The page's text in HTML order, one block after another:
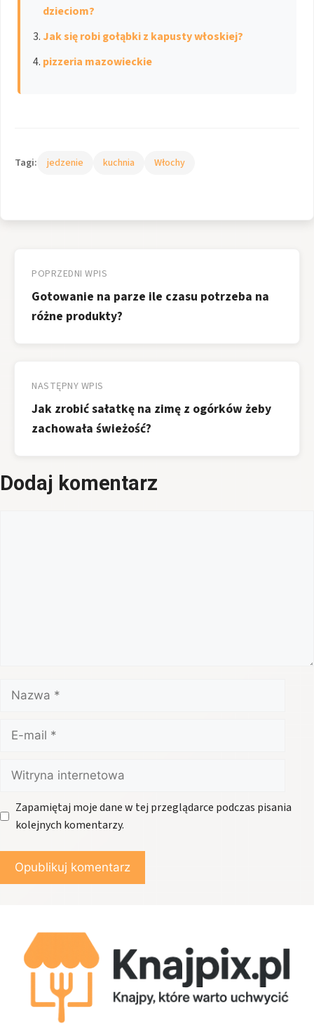
dzieciom?
Jak się robi gołąbki z kapusty włoskiej?
pizzeria mazowieckie
Tagi: jedzenie kuchnia Włochy
wpisu
POPRZEDNI WPIS
Gotowanie na parze ile czasu potrzeba na
różne produkty?
NASTĘPNY WPIS
Jak zrobić sałatkę na zimę z ogórków żeby
zachowała świeżość?
Dodaj komentarz
Nazwa
mail
Witryna
internetowa
Zapamiętaj moje dane w tej przeglądarce podczas pisania
kolejnych komentarzy.